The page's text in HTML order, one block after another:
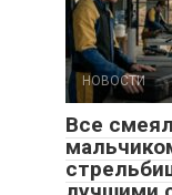
НОВОСТИ
Все